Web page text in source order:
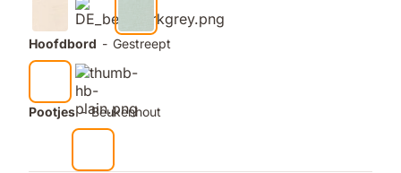
Hoofdbord - Gestreept
Pootjes - Beukenhout